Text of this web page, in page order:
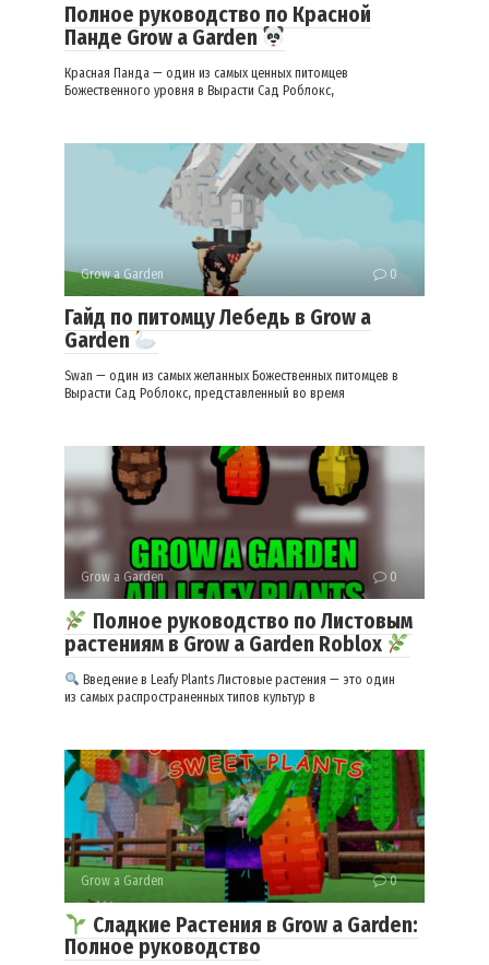
Полное руководство по Красной
Панде Grow a Garden
Красная Панда — один из самых ценных питомцев
Божественного уровня в Вырасти Сад Роблокс,
Grow a Garden 0
Гайд по питомцу Лебедь в Grow a
Garden
Swan — один из самых желанных Божественных питомцев в
Вырасти Сад Роблокс, представленный во время
Grow a Garden 0
Полное руководство по Листовым
растениям в Grow a Garden Roblox
Введение в Leafy Plants Листовые растения — это один
из самых распространенных типов культур в
Grow a Garden 0
Сладкие Растения в Grow a Garden:
Полное руководство